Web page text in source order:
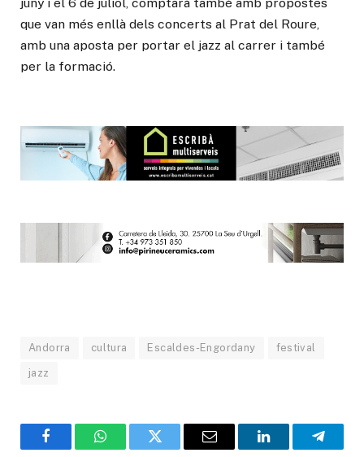
juny i el 6 de juliol, comptarà també amb propostes
que van més enllà dels concerts al Prat del Roure,
amb una aposta per portar el jazz al carrer i també
per la formació.
Andorra cultura Escaldes-Engordany festival
jazz
FacebookWhatsAppTwitter Email LinkedIn